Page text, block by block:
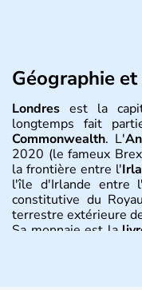
Géographie
Londres est la
longtemps fait
Commonwealth. L'
2020 (le fameux
la frontière entre l'
l'île d'Irlande entre
constitutive du
terrestre extérieure
Sa monnaie est la
instable avec de